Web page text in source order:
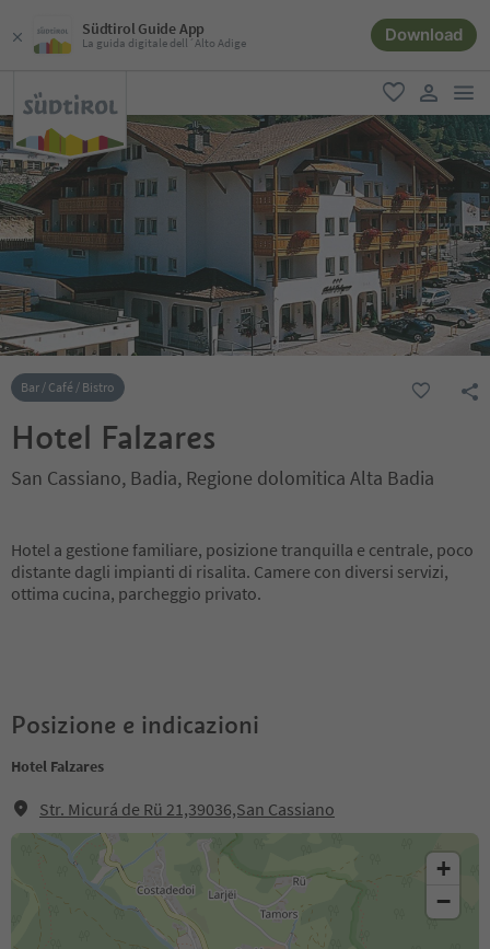
Südtirol Guide App
La guida digitale dell´Alto Adige Download
favoriti
user link
Bar / Café / Bistro
Hotel Falzares
San Cassiano, Badia, Regione dolomitica Alta Badia
Hotel a gestione familiare, posizione tranquilla e centrale, poco
distante dagli impianti di risalita. Camere con diversi servizi,
ottima cucina, parcheggio privato.
Posizione e indicazioni
Hotel Falzares
Str. Micurá de Rü 21,39036,San Cassiano
+
−